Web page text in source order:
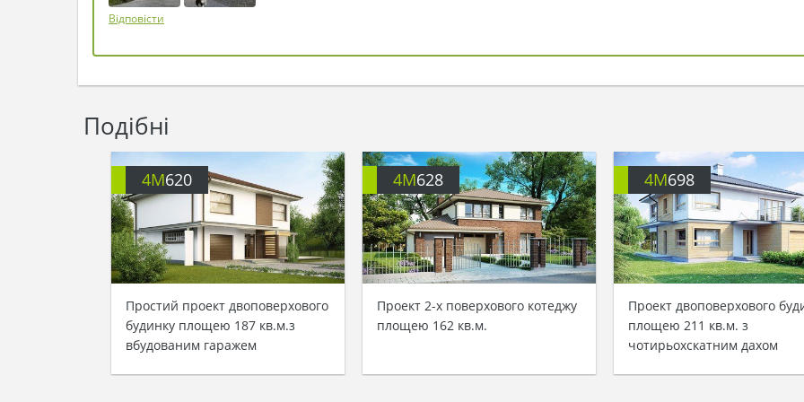
Відповісти
Подібні
4M620
Простий проект двоповерхового
будинку площею 187 кв.м.з
вбудованим гаражем
4M628
Проект 2-х поверхового котеджу
площею 162 кв.м.
4M698
Проект двоповерхового
площею 211 кв.м. з
чотирьохскатним дахом